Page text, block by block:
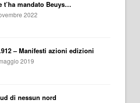
t’ha mandato Beuys…
2022
– Manifesti azioni edizioni
2019
di nessun nord